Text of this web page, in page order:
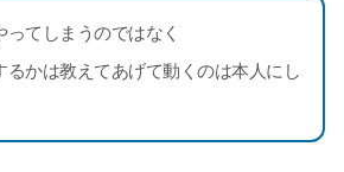
ってしまうのではなく
るかは教えてあげて動くのは本人にし